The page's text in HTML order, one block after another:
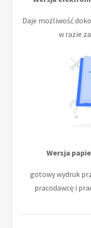
Daje możliwość
w razie
Wersja
gotowy wydruk
pracodawcę i